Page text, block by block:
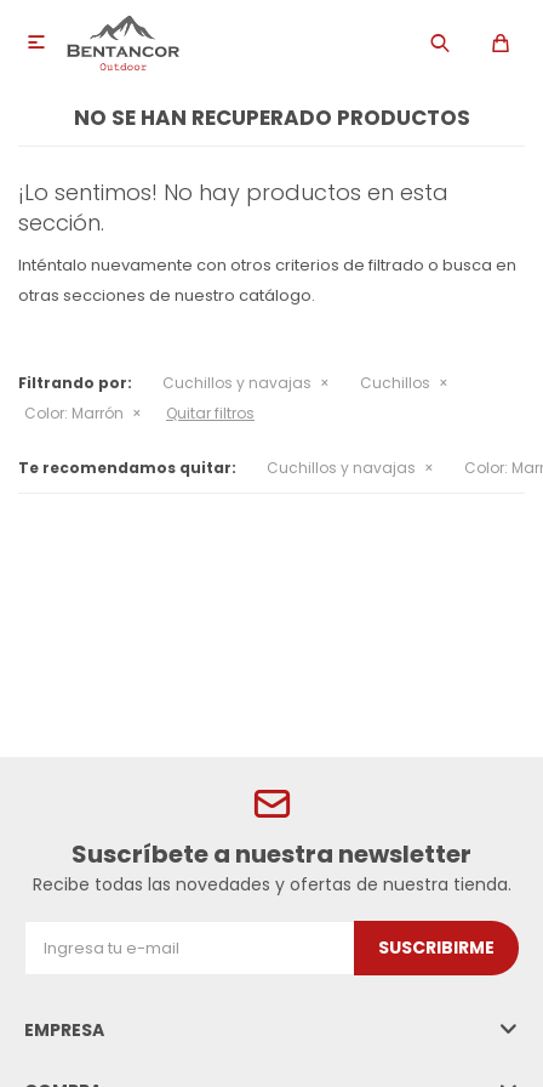

NO SE HAN RECUPERADO PRODUCTOS
¡Lo sentimos! No hay productos en esta
sección.
Inténtalo nuevamente con otros criterios de filtrado o busca en
otras secciones de nuestro catálogo.
Filtrando por: Cuchillos y navajas
Cuchillos
Color: Marrón Quitar filtros
Te recomendamos quitar: Cuchillos y navajas Color:
Suscríbete a nuestra newsletter
Recibe todas las novedades y ofertas de nuestra tienda.
SUSCRIBIRME
EMPRESA